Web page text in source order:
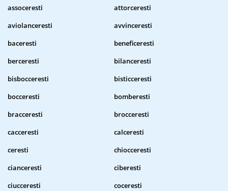
assoceresti
attorceresti
aviolanceresti
avvinceresti
baceresti
beneficeresti
berceresti
bilanceresti
bisbocceresti
bisticceresti
bocceresti
bomberesti
bracceresti
brocceresti
cacceresti
calceresti
ceresti
chiocceresti
cianceresti
ciberesti
ciucceresti
coceresti